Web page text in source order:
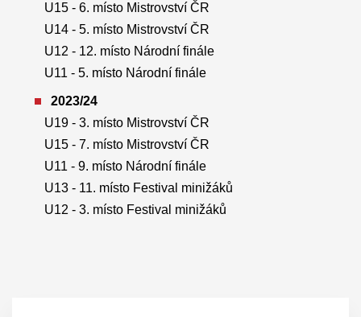
U15 - 6. místo Mistrovství ČR
U14 - 5. místo Mistrovství ČR
U12 - 12. místo Národní finále
U11 - 5. místo Národní finále
2023/24
U19 - 3. místo Mistrovství ČR
U15 - 7. místo Mistrovství ČR
U11 - 9. místo Národní finále
U13 - 11. místo Festival minižáků
U12 - 3. místo Festival minižáků